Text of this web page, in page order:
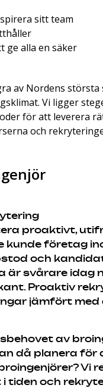
sitt team
ge alla en säker
av Nordens största
Vi ligger
för att leverera
och
proaktivt,
kunde företag
och
är svårare idag
Proaktiv
jämfört med
av
då planera
Vi
tiden och